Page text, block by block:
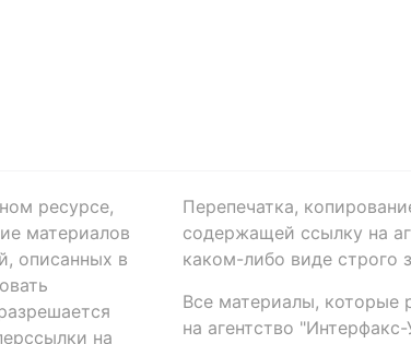
ресурсе,
материалов
описанных в
на
Перепечатка,
содержащей ссылку на
каком-либо виде строго
Все материалы, которые
на агентство